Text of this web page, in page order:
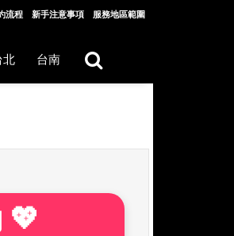
流程 新手注意事項 服務地區範圍
北 台南
💖